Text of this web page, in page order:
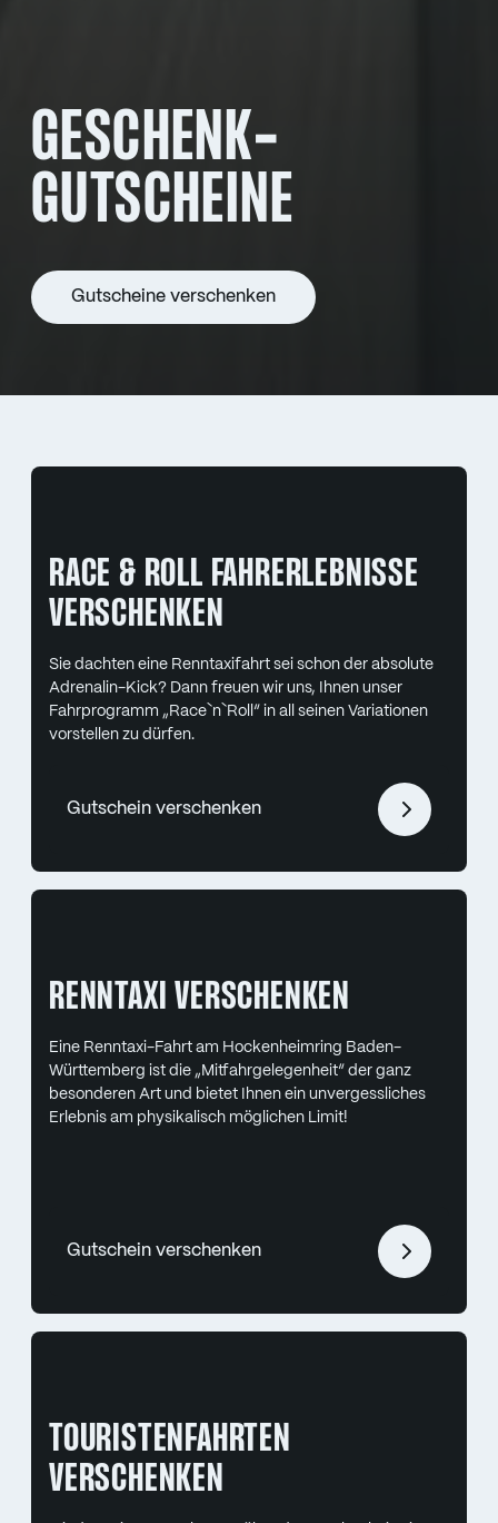
GESCHENK­
GUTSCHEINE
Gutscheine verschenken
RACE & ROLL FAHRERLEBNISSE
VERSCHENKEN
Sie dachten eine Renntaxifahrt sei schon der absolute
Adrenalin-Kick? Dann freuen wir uns, Ihnen unser
Fahrprogramm „Race`n`Roll“ in all seinen Variationen
vorstellen zu dürfen.
Gutschein verschenken
RENNTAXI VERSCHENKEN
Eine Renntaxi-Fahrt am Hockenheimring Baden-
Württemberg ist die „Mitfahrgelegenheit“ der ganz
besonderen Art und bietet Ihnen ein unvergessliches
Erlebnis am physikalisch möglichen Limit!
Gutschein verschenken
TOURISTENFAHRTEN
VERSCHENKEN